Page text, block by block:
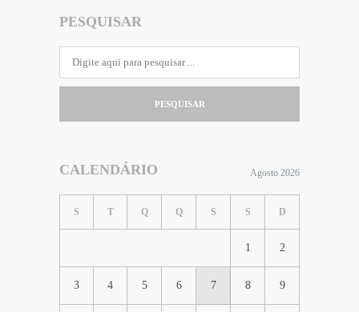
PESQUISAR
PESQUISAR
CALENDÁRIO Agosto 2026
S T Q Q S S D
1 2
3 4 5 6 7 8 9